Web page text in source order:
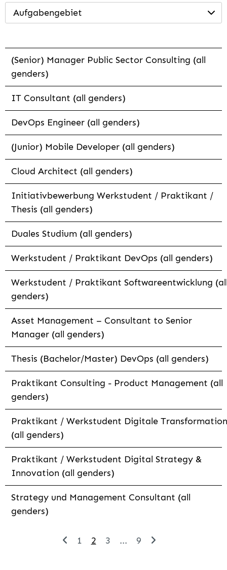
Aufgabengebiet
(Senior) Manager Public Sector Consulting (all
genders)
IT Consultant (all genders)
DevOps Engineer (all genders)
(Junior) Mobile Developer (all genders)
Cloud Architect (all genders)
Initiativbewerbung Werkstudent / Praktikant /
Thesis (all genders)
Duales Studium (all genders)
Werkstudent / Praktikant DevOps (all genders)
Werkstudent / Praktikant Softwareentwicklung
genders)
Asset Management – Consultant to Senior
Manager (all genders)
Thesis (Bachelor/Master) DevOps (all genders)
Praktikant Consulting - Product Management (all
genders)
Praktikant / Werkstudent Digitale Transformation
(all genders)
Praktikant / Werkstudent Digital Strategy &
Innovation (all genders)
Strategy und Management Consultant (all
genders)
1 2 3 ... 9